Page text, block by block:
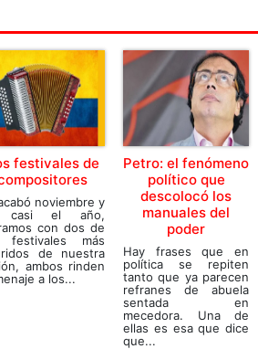
festivales de
noviembre y
casi el año,
con dos de
festivales más
de nuestra
ambos rinden
a los...
Petro: el fenómeno
político que
descolocó los
manuales del
poder
Hay frases que en
política se repiten
tanto que ya parecen
refranes de abuela
sentada en
mecedora. Una de
ellas es esa que dice
que...